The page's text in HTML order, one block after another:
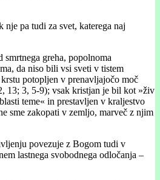
nje pa tudi za svet, katerega naj
greha, popolnoma
da niso bili vsi sveti v tistem
potopljen v prenavljajočo moč
13; 3, 5-9); vsak kristjan je bil kot »živ
teme« in prestavljen v kraljestvo
sme zakopati v zemljo, marveč z njim
povezuje z Bogom tudi v
lastnega svobodnega odločanja –